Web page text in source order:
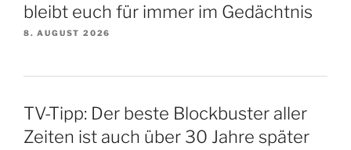
bleibt euch für immer im Gedächtnis
8. AUGUST 2026
TV-Tipp: Der beste Blockbuster aller
Zeiten ist auch über 30 Jahre später